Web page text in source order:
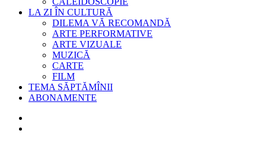
LA ZI ÎN CULTURĂ
DILEMA VĂ RECOMANDĂ
ARTE PERFORMATIVE
ARTE VIZUALE
MUZICĂ
CARTE
FILM
TEMA SĂPTĂMÎNII
ABONAMENTE